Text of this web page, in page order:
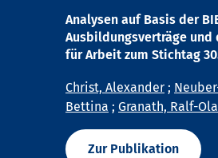
Analysen auf Basis der
Ausbildungsverträge
für Arbeit zum Stichtag
Christ, Alexander ;
Bettina ; Granath, Ralf-
Zur Publikation